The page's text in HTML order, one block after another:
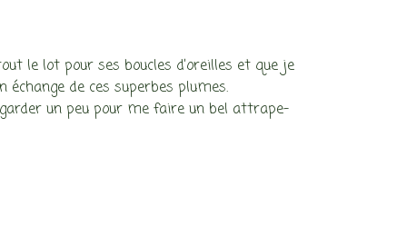
le lot pour ses boucles d’oreilles et que je
de ces superbes plumes.
un peu pour me faire un bel attrape-